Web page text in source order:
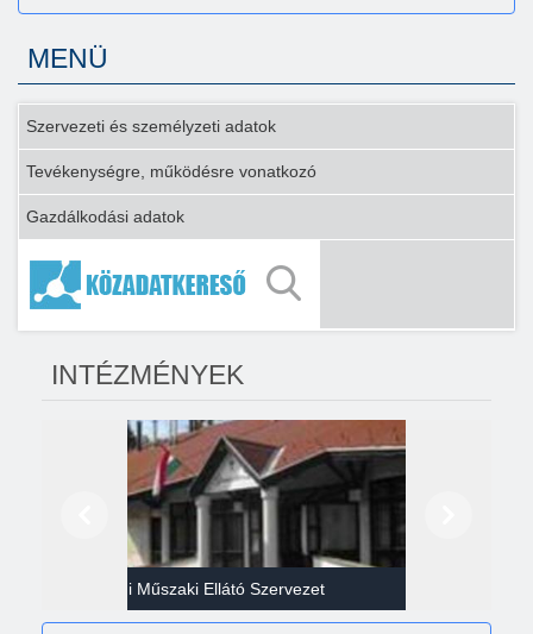
MENÜ
Szervezeti és személyzeti adatok
Tevékenységre, működésre vonatkozó
Gazdálkodási adatok
INTÉZMÉNYEK
Gazdasági Műszaki Ellátó Szervezet